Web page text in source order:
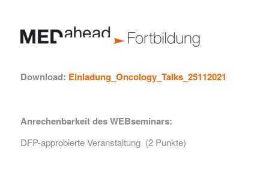
Download: Einladung_Oncology_Talks_25112021
Anrechenbarkeit des WEBseminars:
DFP-approbierte Veranstaltung (2 Punkte)